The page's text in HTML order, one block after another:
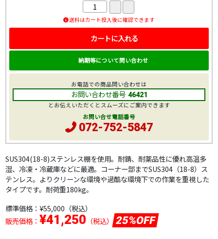
SUS304(18-8)ステンレス棚を使用。耐錆、耐薬品性に優れ高温多
湿、冷凍・冷蔵庫などに最適。コーナー部までSUS304（18-8）ス
テンレス。よりクリーンな環境や過酷な環境下での作業を重視した
タイプです。耐荷重180kg。
標準価格： ¥55,000 （税込）
販売価格： ¥41,250 （税込） 25%OFF
送料はカート投入後に確認できます
カートに入れる
納期等について問い合わせ
お電話での商品問い合わせは
お問い合わせ番号 46421
とお伝えいただくとスムーズにご案内できます
お問い合せ電話番号
072-752-5847